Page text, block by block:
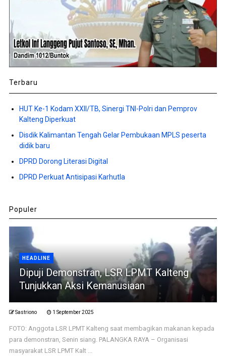
Terbaru
HUT Ke-1 Kodam XXII/TB, Sinergi TNI-Polri dan Pemprov
Kalteng Diperkuat
Disdik Kalimantan Tengah Gelar Pembukaan MPLS peserta
didik baru
DPRD Dorong Literasi Digital
DPRD Perkuat Antisipasi Karhutla
Populer
HEADLINE
Dipuji Demonstran, LSR LPMT Kalteng
Tunjukkan Aksi Kemanusiaan
Sastriono 1 September 2025
FOTO: Anggota LSR LPMT Kalteng saat membagikan makanan kepada
para demonstran, Senin siang. PALANGKA RAYA – Organisasi
masyarakat LSR LPMT Kalt ...